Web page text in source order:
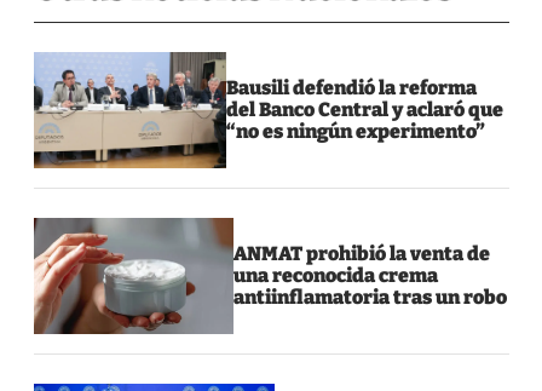
Bausili defendió la reforma
del Banco Central y aclaró que
“no es ningún experimento”
ANMAT prohibió la venta de
una reconocida crema
antiinflamatoria tras un robo